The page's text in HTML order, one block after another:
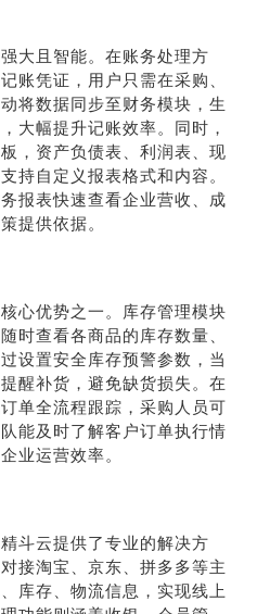
大且智能。在账务处理方
账凭证，用户只需在采购、
将数据同步至财务模块，生
大幅提升记账效率。同时，
，资产负债表、利润表、现
持自定义报表格式和内容。
报表快速查看企业营收、成
提供依据。
心优势之一。库存管理模块
时查看各商品的库存数量、
设置安全库存预警参数，当
醒补货，避免缺货损失。在
单全流程跟踪，采购人员可
能及时了解客户订单执行情
业运营效率。
斗云提供了专业的解决方
接淘宝、京东、拼多多等主
库存、物流信息，实现线上